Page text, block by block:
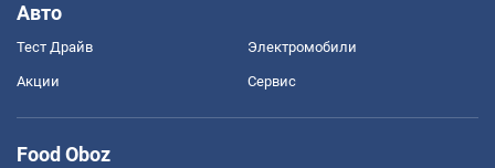
Авто
Тест Драйв Электромобили
Акции Сервис
Food Oboz